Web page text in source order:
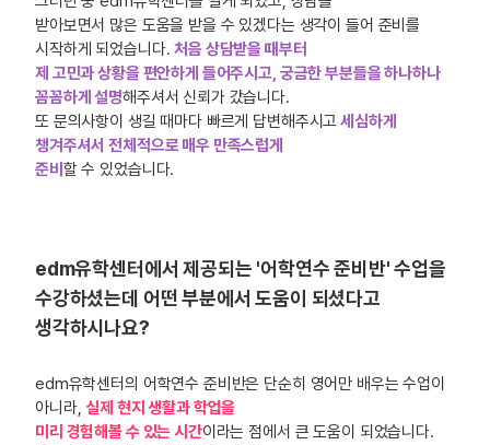
받아보면서 많은 도움을 받을 수 있겠다는 생각이 들어 준비를
시작하게 되었습니다.처음 상담받을 때부터
제 고민과 상황을 편안하게 들어주시고, 궁금한 부분들을 하나하나
꼼꼼하게 설명해주셔서 신뢰가 갔습니다.
또 문의사항이 생길 때마다 빠르게 답변해주시고 세심하게
챙겨주셔서 전체적으로 매우 만족스럽게
준비 할 수 있었습니다.
edm유학센터에서 제공되는 '어학연수 준비반' 수업을
수강하셨는데 어떤 부분에서 도움이 되셨다고
생각하시나요?
edm유학센터의 어학연수 준비반은 단순히 영어만 배우는 수업이
아니라, 실제 현지 생활과 학업을
미리 경험해볼 수 있는 시간이라는 점에서 큰 도움이 되었습니다.